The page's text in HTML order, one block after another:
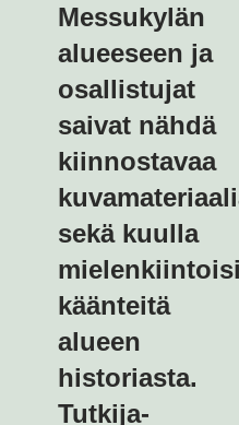
Messukylän
alueeseen ja
osallistujat
saivat nähdä
kiinnostavaa
sekä kuulla
käänteitä
alueen
historiasta.
Tutkija-